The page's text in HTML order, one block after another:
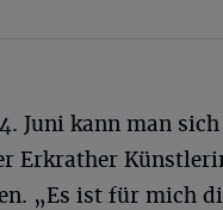
Juni kann man
Erkrather
„Es ist für mich